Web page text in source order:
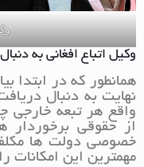
وکیل اتباع افغانی به
همانطور که در ابتدا
نهایت به دنبال
واقع هر تبعه خارجی
از حقوقی برخوردار
خصوصی دولت ها مکلف
مهمترین این امکانات